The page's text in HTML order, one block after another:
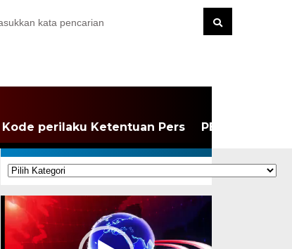
Kode perilaku Ketentuan Pers PEDOMAN
KATEGORI
Kategori
Pemutar
Video